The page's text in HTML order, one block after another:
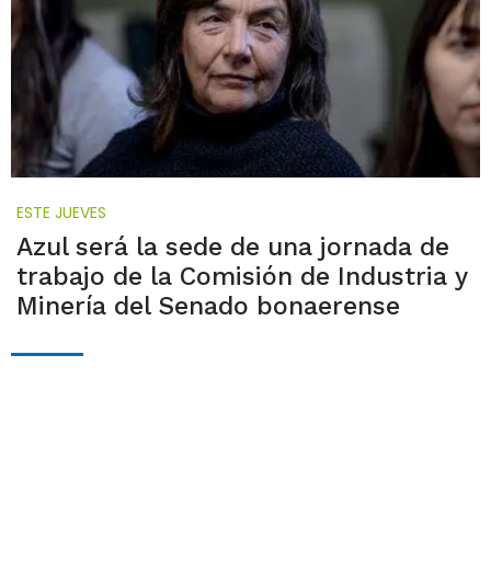
ESTE JUEVES
Azul será la sede de una jornada de
trabajo de la Comisión de Industria y
Minería del Senado bonaerense